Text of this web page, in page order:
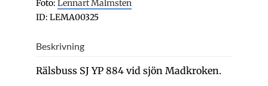
Foto: Lennart Malmsten
ID: LEMA00325
Beskrivning
Rälsbuss SJ YP 884 vid sjön Madkroken.